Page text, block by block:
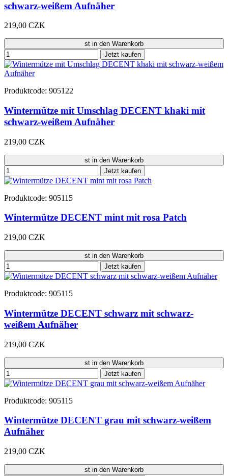
schwarz-weißem Aufnäher
219,00 CZK
st in den Warenkorb
Jetzt kaufen
Produktcode: 905122
Wintermütze mit Umschlag DECENT khaki mit
schwarz-weißem Aufnäher
219,00 CZK
st in den Warenkorb
Jetzt kaufen
Produktcode: 905115
Wintermütze DECENT mint mit rosa Patch
219,00 CZK
st in den Warenkorb
Jetzt kaufen
Produktcode: 905115
Wintermütze DECENT schwarz mit schwarz-
weißem Aufnäher
219,00 CZK
st in den Warenkorb
Jetzt kaufen
Produktcode: 905115
Wintermütze DECENT grau mit schwarz-weißem
Aufnäher
219,00 CZK
st in den Warenkorb